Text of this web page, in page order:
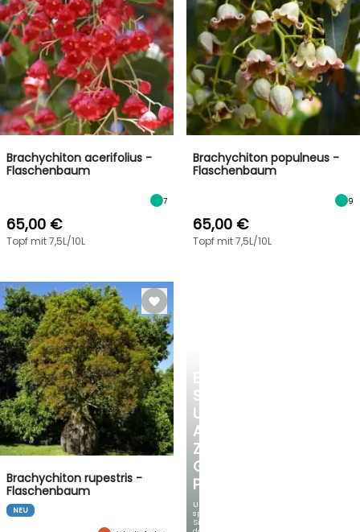
SIE
UNSERE
AUSWAHL
ZU
GÜNSTIGEN
PREISEN
Und
sparen
Sie
Brachychiton acerifolius -
Flaschenbaum
7
65,00 €
Topf mit 7,5L/10L
Brachychiton populneus -
Flaschenbaum
9
65,00 €
Topf mit 7,5L/10L
Brachychiton rupestris -
Flaschenbaum
NEU